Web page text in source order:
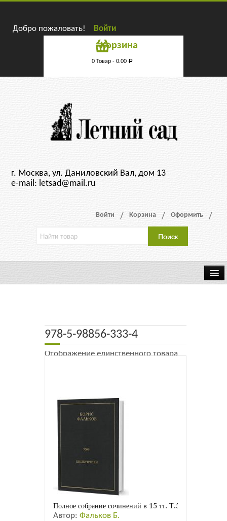
Добро пожаловать! Войти
Корзина
0 Товар - 0.00 Р
г. Москва, ул. Даниловский Вал, дом 13
e-mail: letsad@mail.ru
Войти Корзина Оформить
Каталог Издательства
Мастерская
978-5-98856-333-4
Отображение единственного товара
Полное собрание сочинений в 15 тт. Т.5. Щелкунчики
Автор:Фальков Б.